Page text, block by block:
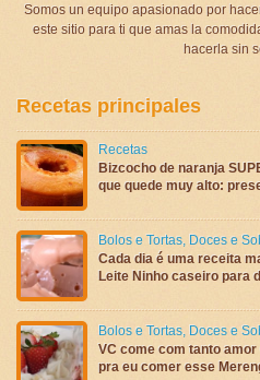
Somos un equipo apasionado por
este sitio para ti que amas la
hacerla sin
Recetas principales
Recetas
Bizcocho de naranja
que quede muy alto:
Bolos e Tortas, Doces e
Cada dia é uma receita
Leite Ninho caseiro para
Bolos e Tortas, Doces e
VC come com tanto
pra eu comer esse